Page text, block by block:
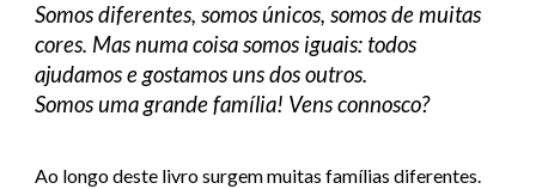
Somos diferentes, somos únicos, somos de muitas
cores. Mas numa coisa somos iguais: todos
ajudamos e gostamos uns dos outros.
Somos uma grande família! Vens connosco?
Ao longo deste livro surgem muitas famílias diferentes.